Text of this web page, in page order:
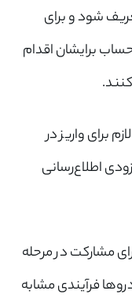
شود و برای
برایشان اقدام
برای واریز در
اطلاع‌رسانی
مشارکت در مرحله
فرآیندی مشابه
+98